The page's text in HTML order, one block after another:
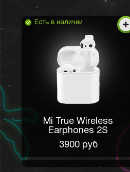
Есть в наличии
Mi True Wireless
Earphones 2S
3900 руб